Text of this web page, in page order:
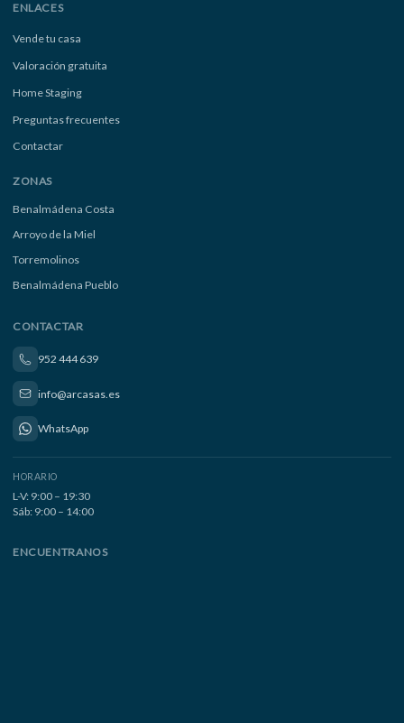
ENLACES
Vende tu casa
Valoración gratuita
Home Staging
Preguntas frecuentes
Contactar
ZONAS
Benalmádena Costa
Arroyo de la Miel
Torremolinos
Benalmádena Pueblo
CONTACTAR
952 444 639
info@arcasas.es
WhatsApp
HORARIO
L-V: 9:00 – 19:30
Sáb: 9:00 – 14:00
ENCUENTRANOS